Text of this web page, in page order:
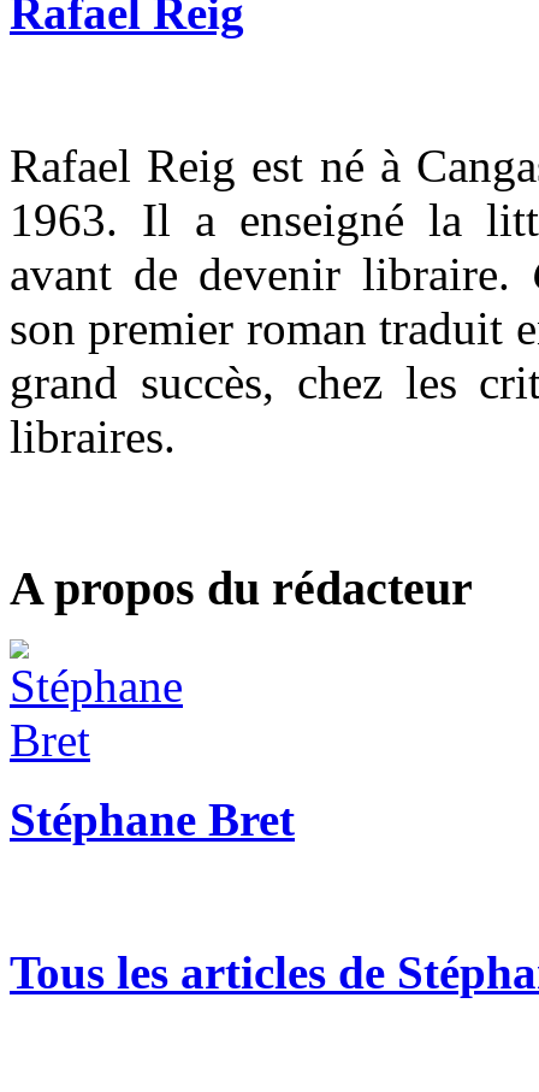
Rafael Reig
Rafael Reig est né à
1963. Il a enseigné la
avant de devenir libraire.
son premier roman traduit
grand succès, chez les
libraires.
A propos du rédacteur
Stéphane Bret
Tous les articles de